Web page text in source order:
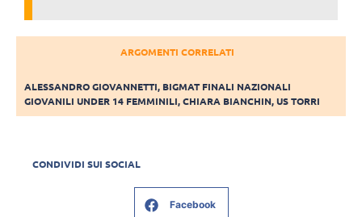
ARGOMENTI CORRELATI
ALESSANDRO GIOVANNETTI, BIGMAT FINALI NAZIONALI
GIOVANILI UNDER 14 FEMMINILI,CHIARA BIANCHIN,US TORRI
CONDIVIDI SUI SOCIAL
Facebook